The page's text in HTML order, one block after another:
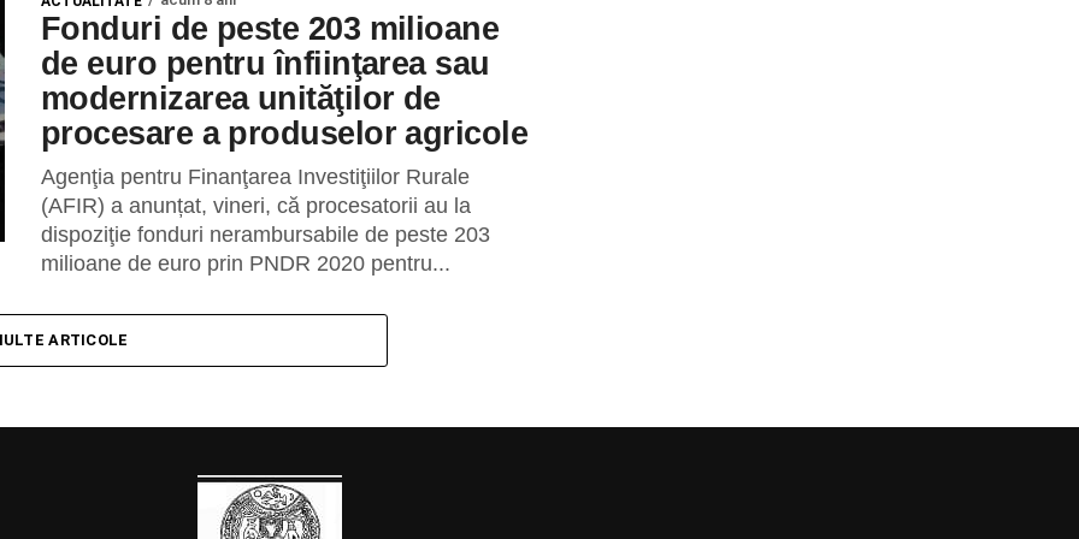
Fonduri de peste 203 milioane
de euro pentru înfiinţarea sau
modernizarea unităţilor de
procesare a produselor agricole
Agenţia pentru Finanţarea Investiţiilor Rurale
(AFIR) a anunțat, vineri, că procesatorii au la
dispoziţie fonduri nerambursabile de peste 203
milioane de euro prin PNDR 2020 pentru...
ARTICOLE